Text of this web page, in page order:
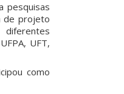
pesquisas
de projeto
diferentes
UFT,
como